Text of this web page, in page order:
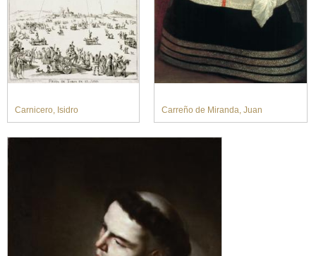
Carnicero, Isidro Carreño de Miranda, Juan